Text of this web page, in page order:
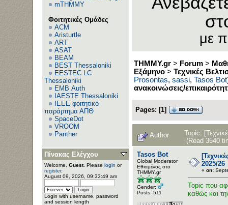
mTHMMY
Φοιτητικές Ομάδες
ACM
Aristurtle
ART
ASAT
BEAM
BEST Thessaloniki
EESTEC LC
Thessaloniki
EΜΒ Auth
IAESTE Thessaloniki
IEEE φοιτητικό
παράρτημα ΑΠΘ
SpaceDot
VROOM
Panther
Πίνακας Ελέγχου
Welcome, Guest. Please login or
register.
August 09, 2026, 09:33:49 am
Login with username, password
and session length
με
THMMY.gr > Forum >
Εξάμηνο > Τεχνικές
Prosontas, sassi, Tasos Bot
ανακοινώσεις/
Pages: [1]
Author
Topic:
(Read 3540
Tasos Bot
Global Moderator
Εθισμένος στο
ΤΗΜΜΥ.gr
Gender:
Posts: 511
2025/26
« on:
Topic που
καθώς και